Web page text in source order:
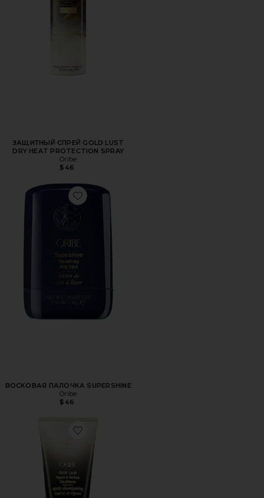
ЗАЩИТНЫЙ СПРЕЙ GOLD LUST
DRY HEAT PROTECTION SPRAY
Oribe
$46
Favorite ВОСКОВАЯ ПАЛОЧКА SUPERSHINE
ВОСКОВАЯ ПАЛОЧКА SUPERSHINE
Oribe
$46
Favorite ДОРОЖНЫЙ КОНДИЦИОНЕР GOLD LUST